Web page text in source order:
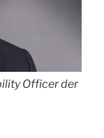
Officer der